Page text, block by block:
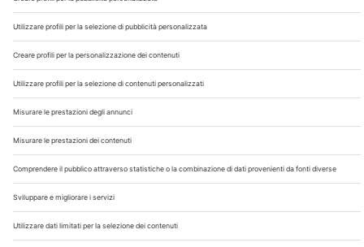
Chi Siamo
Contatti
Note Legali
Privacy